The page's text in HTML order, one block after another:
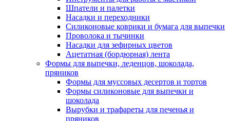
Шпатели и палетки
Насадки и переходники
Силиконовые коврики и бумага для выпечки
Проволока и тычинки
Насадки для зефирных цветов
Ацетатная (бордюрная) лента
Формы для выпечки, леденцов, шоколада,
пряников
Формы для муссовых десертов и тортов
Формы силиконовые для выпечки и
шоколада
Вырубки и трафареты для печенья и
пряников